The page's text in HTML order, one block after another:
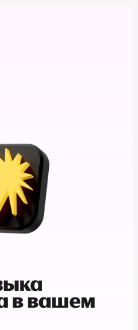
в вашем